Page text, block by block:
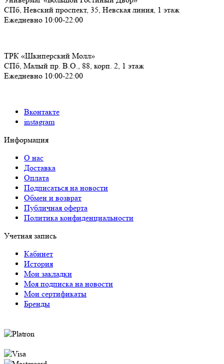
СПб, Невский проспект, 35, Невская линия, 1 этаж
Ежедневно 10:00-22:00
ТРК «Шкиперский Молл»
СПб, Малый пр. В.О., 88, корп. 2, 1 этаж
Ежедневно 10:00-22:00
Вконтакте
instagram
Информация
О нас
Доставка
Оплата
Подписаться на новости
Обмен и возврат
Публичная оферта
Политика конфиденциальности
Учетная запись
Кабинет
История
Мои закладки
Моя подписка на новости
Мои сертификаты
Бренды